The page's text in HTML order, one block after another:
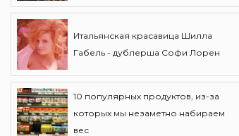
Итальянская красавица Шилла
Габель - дублерша Софи Лорен
10 популярных продуктов, из-за
которых мы незаметно набираем
вес